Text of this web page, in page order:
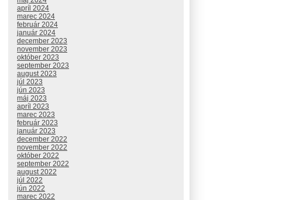
apríl 2024
marec 2024
február 2024
január 2024
december 2023
november 2023
október 2023
september 2023
august 2023
júl 2023
jún 2023
máj 2023
apríl 2023
marec 2023
február 2023
január 2023
december 2022
november 2022
október 2022
september 2022
august 2022
júl 2022
jún 2022
marec 2022